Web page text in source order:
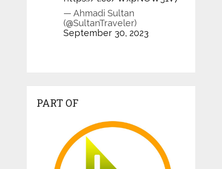
— Ahmadi Sultan
(@SultanTraveler)
September 30, 2023
PART OF